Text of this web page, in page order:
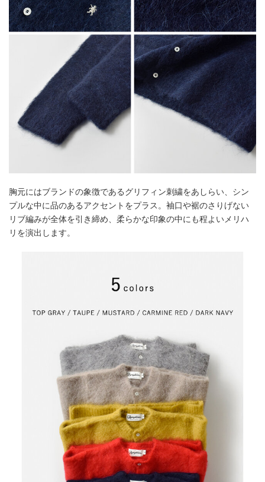
胸元にはブランドの象徴であるグリフィン刺繍をあしらい、シン
プルな中に品のあるアクセントをプラス。袖口や裾のさりげない
リブ編みが全体を引き締め、柔らかな印象の中にも程よいメリハ
リを演出します。